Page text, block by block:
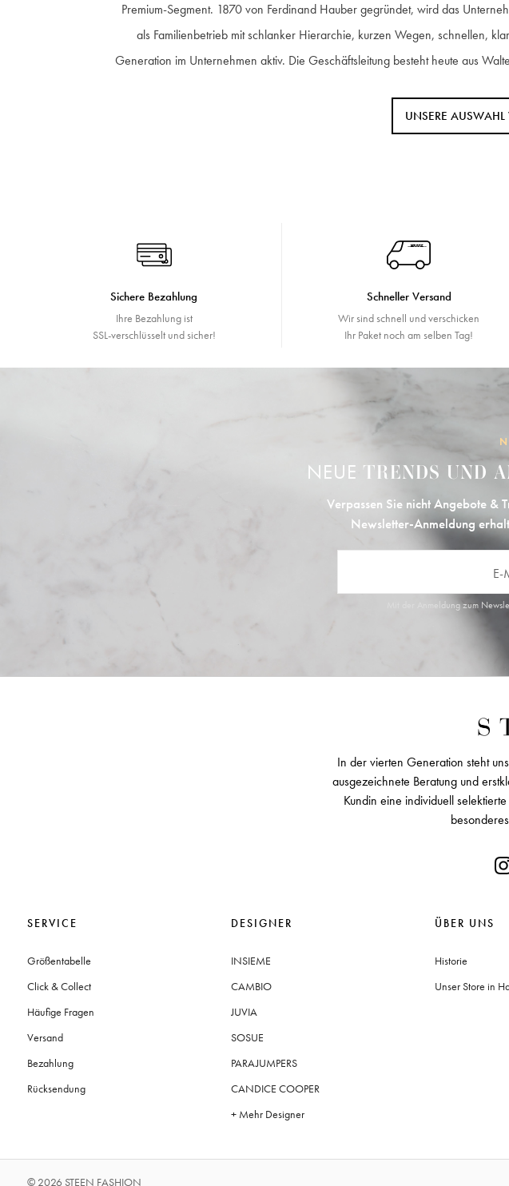
Premium-Segment. 1870 von Ferdinand Hauber gegründet, wird das
als Familienbetrieb mit schlanker Hierarchie, kurzen Wegen, schnellen,
Generation im Unternehmen aktiv. Die Geschäftsleitung besteht heute aus
UNSERE
Sichere Bezahlung
Ihre Bezahlung ist
SSL-verschlüsselt und sicher!
Schneller Versand
Wir sind schnell und verschicken
Ihr Paket noch am selben Tag!
NEUE TRENDS UND
Verpassen Sie nicht Angebote &
Newsletter-Anmeldung
E-
Mit der Anmeldung zum
In der vierten Generation steht
ausgezeichnete Beratung und
Kundin eine individuell
SERVICE
Größentabelle
Click & Collect
Häufige Fragen
Versand
Bezahlung
Rücksendung
DESIGNER
INSIEME
CAMBIO
JUVIA
SOSUE
PARAJUMPERS
CANDICE COOPER
+ Mehr Designer
ÜBER UNS
Historie
Unser Store in
© 2026 STEEN FASHION